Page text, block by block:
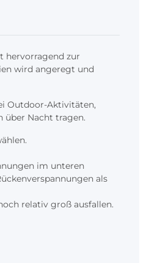
hervorragend zur
wird angeregt und
Outdoor-Aktivitäten,
über Nacht tragen.
im unteren
als
relativ groß ausfallen.